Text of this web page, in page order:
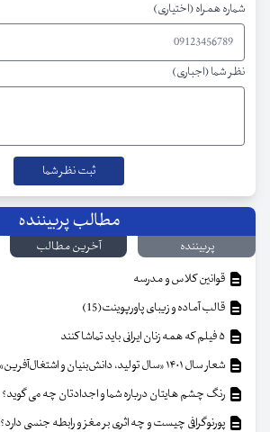
شماره همراه (اختیاری)
نظر شما (اجباری)
مطالب پربیننده
پربیننده
آخرین مطالب
قوانین کلاس و مدرسه
قالب آماده و زیبای پاورپوینت(15)
شعار سال ۱۴۰۱ «سال تولید، دانش‌بنیان و اشتغال‌آفرین»
رنگ چشم هایتان درباره شما و اجدادتان چه می گوید؟
پورنوگرافی چیست و چه اثری بر مغز و رابطه جنسی دارد؟